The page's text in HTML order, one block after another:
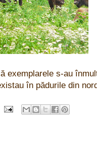
exemplarele s-au
în pădurile din